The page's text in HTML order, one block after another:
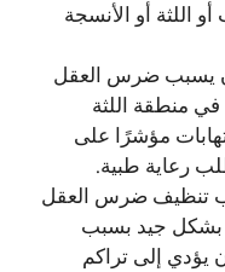
اللثة أو الأنسجة
أن يسبب ضرس العقل
في منطقة اللثة
مؤشرًا على
رعاية طبية.
تنظيف ضرس العقل
بشكل جيد بسبب
يؤدي إلى تراكم